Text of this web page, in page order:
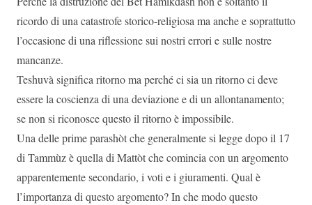
ricordo di una catastrofe storico-religiosa ma anche e soprattutto
l’occasione di una riflessione sui nostri errori e sulle nostre
mancanze.
Teshuvà significa ritorno ma perché ci sia un ritorno ci deve
essere la coscienza di una deviazione e di un allontanamento;
se non si riconosce questo il ritorno è impossibile.
Una delle prime parashòt che generalmente si legge dopo il 17
di Tammùz è quella di Mattòt che comincia con un argomento
apparentemente secondario, i voti e i giuramenti. Qual è
l’importanza di questo argomento? In che modo questo